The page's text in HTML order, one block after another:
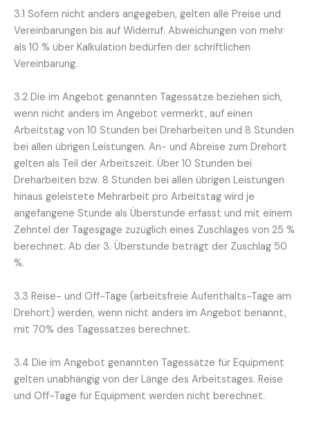
3.1 Sofern nicht anders angegeben, gelten alle Preise und
Vereinbarungen bis auf Widerruf. Abweichungen von mehr
als 10 % über Kalkulation bedürfen der schriftlichen
Vereinbarung.
3.2 Die im Angebot genannten Tagessätze beziehen sich,
wenn nicht anders im Angebot vermerkt, auf einen
Arbeitstag von 10 Stunden bei Dreharbeiten und 8 Stunden
bei allen übrigen Leistungen. An- und Abreise zum Drehort
gelten als Teil der Arbeitszeit. Über 10 Stunden bei
Dreharbeiten bzw. 8 Stunden bei allen übrigen Leistungen
hinaus geleistete Mehrarbeit pro Arbeitstag wird je
angefangene Stunde als Überstunde erfasst und mit einem
Zehntel der Tagesgage zuzüglich eines Zuschlages von 25 %
berechnet. Ab der 3. Überstunde beträgt der Zuschlag 50
%.
3.3 Reise- und Off-Tage (arbeitsfreie Aufenthalts-Tage am
Drehort) werden, wenn nicht anders im Angebot benannt,
mit 70% des Tagessatzes berechnet.
3.4 Die im Angebot genannten Tagessätze für Equipment
gelten unabhängig von der Länge des Arbeitstages. Reise
und Off-Tage für Equipment werden nicht berechnet.